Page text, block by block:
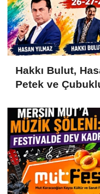
Hakkı Bulut,
Petek ve